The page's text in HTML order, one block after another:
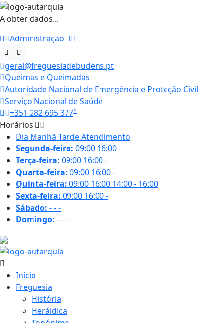
A obter dados...
Administração
geral@freguesiadebudens.pt
Queimas e Queimadas
Autoridade Nacional de Emergência e Proteção Civil
Serviço Nacional de Saúde
+351 282 695 377*
Horários
Dia Manhã TardeAtendimento
Segunda-feira: 09:00 16:00-
Terça-feira: 09:00 16:00-
Quarta-feira: 09:00 16:00-
Quinta-feira: 09:00 16:00 14:00 - 16:00
Sexta-feira: 09:00 16:00-
Sábado: ---
Domingo: ---
Início
Freguesia
História
Heráldica